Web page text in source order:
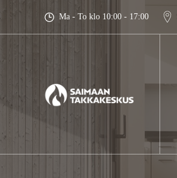
content
Ma - To klo 10:00 - 17:00